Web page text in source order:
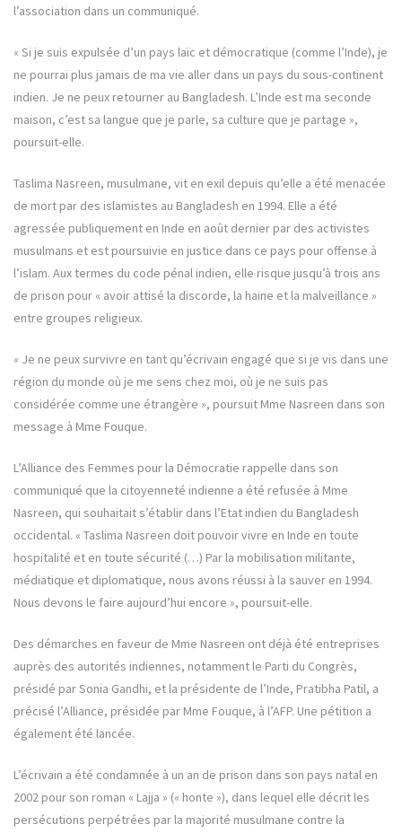
l’association dans un communiqué.
« Si je suis expulsée d’un pays laïc et démocratique (comme l’Inde), je
ne pourrai plus jamais de ma vie aller dans un pays du sous-continent
indien. Je ne peux retourner au Bangladesh. L’Inde est ma seconde
maison, c’est sa langue que je parle, sa culture que je partage »,
poursuit-elle.
Taslima Nasreen, musulmane, vit en exil depuis qu’elle a été menacée
de mort par des islamistes au Bangladesh en 1994. Elle a été
agressée publiquement en Inde en août dernier par des activistes
musulmans et est poursuivie en justice dans ce pays pour offense à
l’islam. Aux termes du code pénal indien, elle risque jusqu’à trois ans
de prison pour « avoir attisé la discorde, la haine et la malveillance »
entre groupes religieux.
« Je ne peux survivre en tant qu’écrivain engagé que si je vis dans une
région du monde où je me sens chez moi, où je ne suis pas
considérée comme une étrangère », poursuit Mme Nasreen dans son
message à Mme Fouque.
L’Alliance des Femmes pour la Démocratie rappelle dans son
communiqué que la citoyenneté indienne a été refusée à Mme
Nasreen, qui souhaitait s’établir dans l’Etat indien du Bangladesh
occidental. « Taslima Nasreen doit pouvoir vivre en Inde en toute
hospitalité et en toute sécurité (…) Par la mobilisation militante,
médiatique et diplomatique, nous avons réussi à la sauver en 1994.
Nous devons le faire aujourd’hui encore », poursuit-elle.
Des démarches en faveur de Mme Nasreen ont déjà été entreprises
auprès des autorités indiennes, notamment le Parti du Congrès,
présidé par Sonia Gandhi, et la présidente de l’Inde, Pratibha Patil, a
précisé l’Alliance, présidée par Mme Fouque, à l’AFP. Une pétition a
également été lancée.
L’écrivain a été condamnée à un an de prison dans son pays natal en
2002 pour son roman « Lajja » (« honte »), dans lequel elle décrit les
persécutions perpétrées par la majorité musulmane contre la